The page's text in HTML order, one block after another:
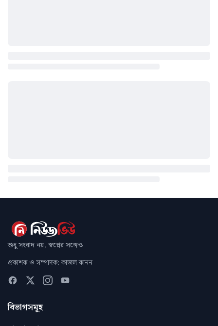
শুধু সংবাদ নয়, স্বপ্নের সঙ্গেও
প্রকাশক ও সম্পাদক: কাজল কানন
বিভাগসমূহ